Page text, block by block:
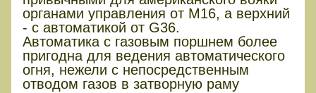
органами управления от М16, а верхний
- с автоматикой от G36.
Автоматика с газовым поршнем более
пригодна для ведения автоматического
огня, нежели с непосредственным
отводом газов в затворную раму